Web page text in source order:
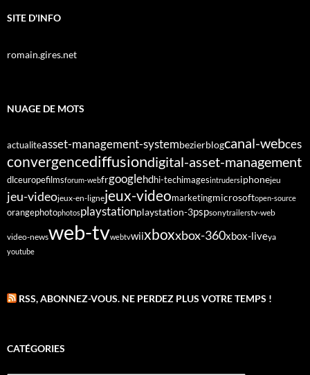
SITE D'INFO
romain.gires.net
NUAGE DE MOTS
actualiteasset-management-systembezierblogcanal-webces
convergencediffusiondigital-asset-management
dlceuropefilmsforum-webfrgooglehdhi-techimagesintrudersiphonejeu
jeu-videojeux-en-lignejeux-videomarketingmicrosoftopen-source
orangephotophotosplaystationplaystation-3pspsonytrailerstv-web
video-newsweb-tvwebtvwiixboxxbox-360xbox-liveya
youtube
RSS, ABONNEZ-VOUS. NE PERDEZ PLUS VOTRE TEMPS !
CATÉGORIES